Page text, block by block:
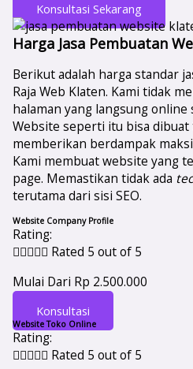
Konsultasi Sekarang
Harga Jasa Pembuatan
Berikut adalah harga standar
Raja Web Klaten. Kami tidak
halaman yang langsung online
Website seperti itu bisa dibuat
memberikan berdampak
Kami membuat website yang
page. Memastikan tidak ada
terutama dari sisi SEO.
Website Company Profile
Rating:
 Rated 5 out of 5
Mulai Dari Rp 2.500.000
Konsultasi
Website Toko Online
Rating:
 Rated 5 out of 5